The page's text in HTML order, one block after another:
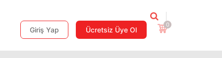
Giriş Yap Ücretsiz Üye Ol
0